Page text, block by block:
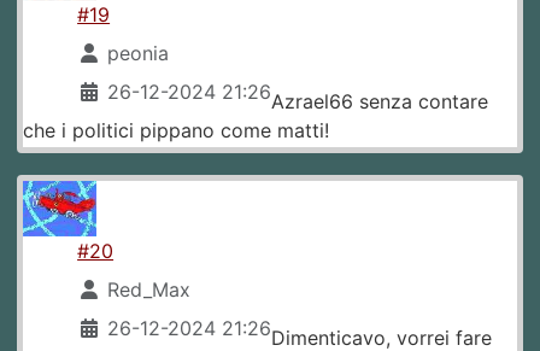
#19
peonia
26-12-2024 21:26Azrael66 senza contare
che i politici pippano come matti!
#20
Red_Max
26-12-2024 21:26Dimenticavo, vorrei fare